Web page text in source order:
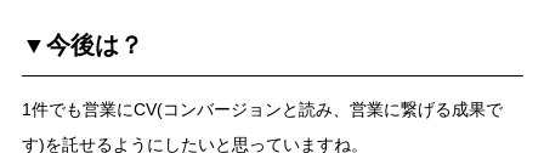
▼今後は？
1件でも営業にCV(コンバージョンと読み、営業に繋げる成果で
す)を託せるようにしたいと思っていますね。